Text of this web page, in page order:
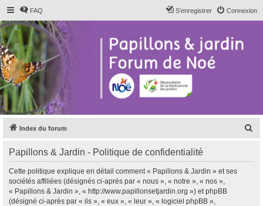
FAQ Connexion
S’enregistrer
Index du forum
Papillons & Jardin - Politique de confidentialité
Cette politique explique en détail comment « Papillons & Jardin » et ses
sociétés affiliées (désignés ci-après par « nous », « notre », « nos »,
« Papillons & Jardin », « http://www.papillonsetjardin.org ») et phpBB
(désigné ci-après par « ils », « eux », « leur », « logiciel phpBB »,